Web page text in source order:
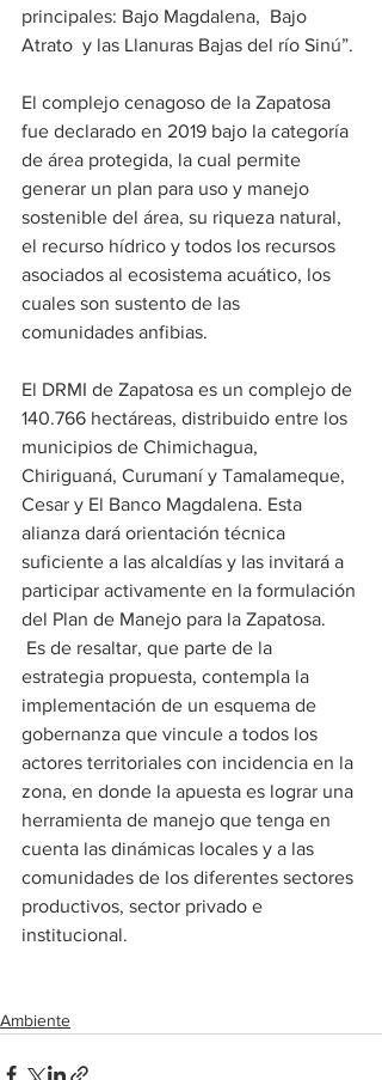
principales: Bajo Magdalena,  Bajo
Atrato  y las Llanuras Bajas del río Sinú”.
El complejo cenagoso de la Zapatosa
fue declarado en 2019 bajo la categoría
de área protegida, la cual permite
generar un plan para uso y manejo
sostenible del área, su riqueza natural,
el recurso hídrico y todos los recursos
asociados al ecosistema acuático, los
cuales son sustento de las
comunidades anfibias.
El DRMI de Zapatosa es un complejo de
140.766 hectáreas, distribuido entre los
municipios de Chimichagua,
Chiriguaná, Curumaní y Tamalameque,
Cesar y El Banco Magdalena. Esta
alianza dará orientación técnica
suficiente a las alcaldías y las invitará a
participar activamente en la formulación
del Plan de Manejo para la Zapatosa.
Es de resaltar, que parte de la
estrategia propuesta, contempla la
implementación de un esquema de
gobernanza que vincule a todos los
actores territoriales con incidencia en la
zona, en donde la apuesta es lograr una
herramienta de manejo que tenga en
cuenta las dinámicas locales y a las
comunidades de los diferentes sectores
productivos, sector privado e
institucional.
Ambiente